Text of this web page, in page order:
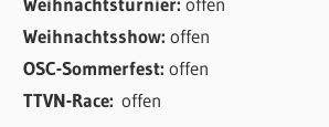
Weihnachtsshow:offen
OSC-Sommerfest:offen
TTVN-Race:offen